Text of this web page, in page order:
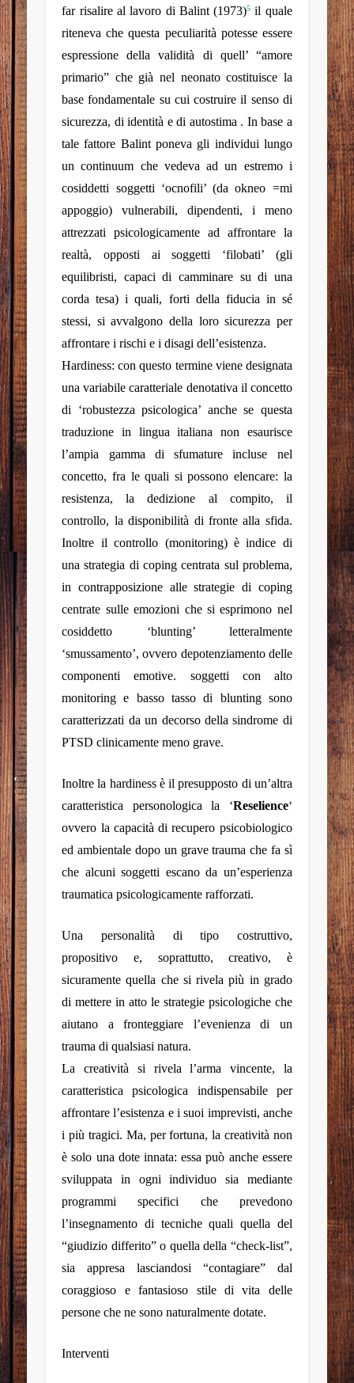
far risalire al lavoro di Balint (1973)5 il quale
riteneva che questa peculiarità potesse essere
espressione della validità di quell’ “amore
primario” che già nel neonato costituisce la
base fondamentale su cui costruire il senso di
sicurezza, di identità e di autostima . In base a
tale fattore Balint poneva gli individui lungo
un continuum che vedeva ad un estremo i
cosiddetti soggetti ‘ocnofili’ (da okneo =mi
appoggio) vulnerabili, dipendenti, i meno
attrezzati psicologicamente ad affrontare la
realtà, opposti ai soggetti ‘filobati’ (gli
equilibristi, capaci di camminare su di una
corda tesa) i quali, forti della fiducia in sé
stessi, si avvalgono della loro sicurezza per
affrontare i rischi e i disagi dell’esistenza.
Hardiness: con questo termine viene designata
una variabile caratteriale denotativa il concetto
di ‘robustezza psicologica’ anche se questa
traduzione in lingua italiana non esaurisce
l’ampia gamma di sfumature incluse nel
concetto, fra le quali si possono elencare: la
resistenza, la dedizione al compito, il
controllo, la disponibilità di fronte alla sfida.
Inoltre ilcontrollo (monitoring) è indice di
una strategia di coping centrata sul problema,
in contrapposizione alle strategie di coping
centrate sulle emozioni che si esprimono nel
cosiddetto ‘blunting’ letteralmente
‘smussamento’, ovvero depotenziamento delle
componenti emotive. soggetti con alto
monitoring e basso tasso di blunting sono
caratterizzati da un decorso della sindrome di
PTSD clinicamente meno grave.
Inoltre la hardiness è il presupposto di un’altra
caratteristica personologica la ‘Reselience‘
ovvero la capacità di recupero psicobiologico
ed ambientale dopo un grave trauma che fa sì
che alcuni soggetti escano da un’esperienza
traumatica psicologicamente rafforzati.
Una personalità di tipo costruttivo,
propositivo e, soprattutto, creativo, è
sicuramente quella che si rivela più in grado
di mettere in atto le strategie psicologiche che
aiutano a fronteggiare l’evenienza di un
trauma di qualsiasi natura.
La creatività si rivela l’arma vincente, la
caratteristica psicologica indispensabile per
affrontare l’esistenza e i suoi imprevisti, anche
i più tragici. Ma, per fortuna, la creatività non
è solo una dote innata: essa può anche essere
sviluppata in ogni individuo sia mediante
programmi specifici che prevedono
l’insegnamento di tecniche quali quella del
“giudizio differito” o quella della “check-list”,
sia appresa lasciandosi “contagiare” dal
coraggioso e fantasioso stile di vita delle
persone che ne sono naturalmente dotate.
Interventi